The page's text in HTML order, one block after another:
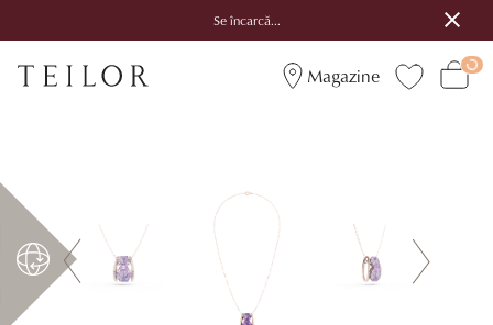
Se încarcă...
Magazine